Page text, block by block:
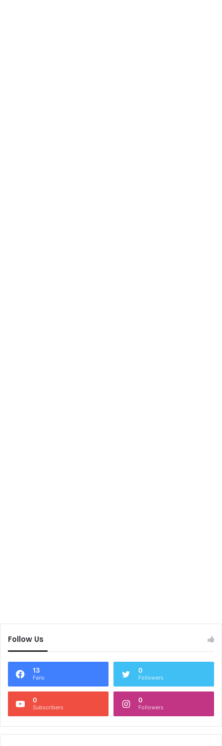
Follow Us
13
Fans
0
Followers
0
Subscribers
0
Followers